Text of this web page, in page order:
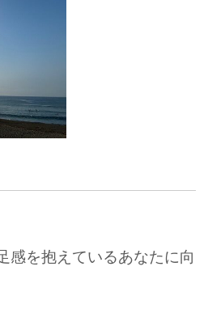
感を抱えているあなたに向